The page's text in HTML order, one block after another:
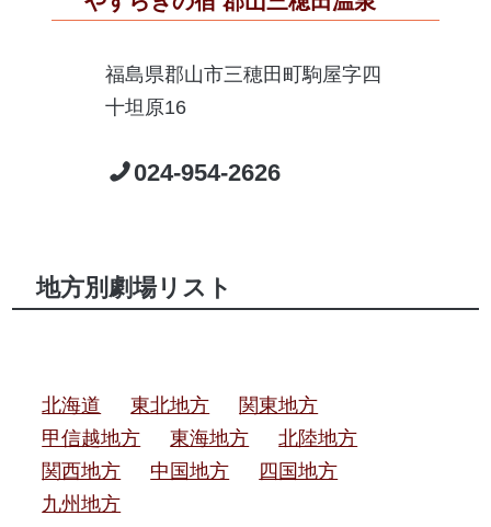
福島県郡山市三穂田町駒屋字四
十坦原16
024-954-2626
地方別劇場リスト
北海道 東北地方
関東地方
甲信越地方
東海地方
北陸地方
関西地方
中国地方
四国地方
九州地方